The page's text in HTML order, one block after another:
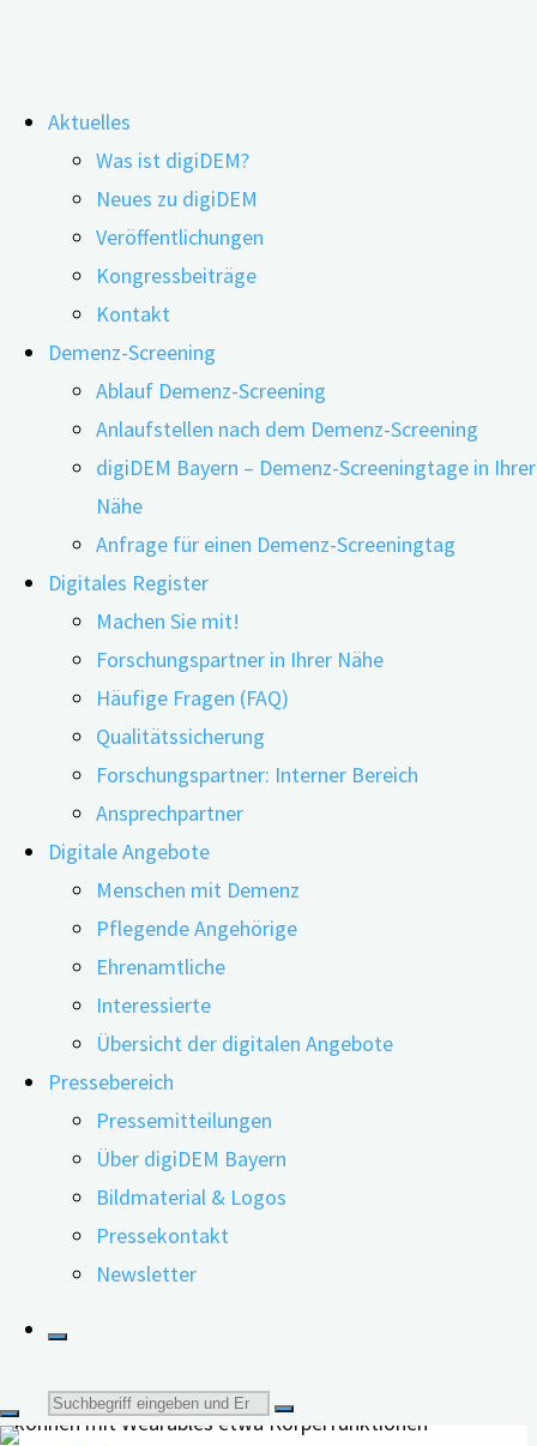
Inhalt
springen
Aktuelles
Was ist digiDEM?
Neues zu digiDEM
Veröffentlichungen
Kongressbeiträge
Kontakt
Demenz-Screening
Ablauf Demenz-Screening
Anlaufstellen nach dem Demenz-Screening
digiDEM Bayern – Demenz-Screeningtage in Ihrer
Nähe
Anfrage für einen Demenz-Screeningtag
Digitales Register
Machen Sie mit!
Forschungspartner in Ihrer Nähe
Häufige Fragen (FAQ)
Qualitätssicherung
Forschungspartner: Interner Bereich
Ansprechpartner
Digitale Angebote
Menschen mit Demenz
Pflegende Angehörige
Ehrenamtliche
Interessierte
Übersicht der digitalen Angebote
Pressebereich
Pressemitteilungen
Über digiDEM Bayern
Bildmaterial & Logos
Pressekontakt
Newsletter
Suche
Neues aus Norwegen: Digitale
Hilfsmittel für Menschen mit MCI und
Demenz
05.01.2023
Tragbar, umweltfreundlich und für viele Zwecke zu
gebrauchen: Inwiefern sich digitale Hilfsmittel für
Menschen mit MCI und Demenz weiterentwickelt
haben, beschreibt eine Studie aus Norwegen.
Wie wichtig es ist, Wissen zu überprüfen und neues
Wissen zu schaffen, zeigt eine aktuelle Studie aus
Norwegen. Dort interessierten sich Forscher*innen
dafür, inwiefern sich das Wissen um und die praktische
Anwendung von Technologien für ältere Erwachsene mit
leichter kognitiver Beeinträchtigung (MCI) und mit
Demenz entwickelt hat.
separaten Geräten zuhause hin zu Technologien, die sich
am Körper tragen lassen, heißt es in der Studie. So
können mit Wearables etwa Körperfunktionen